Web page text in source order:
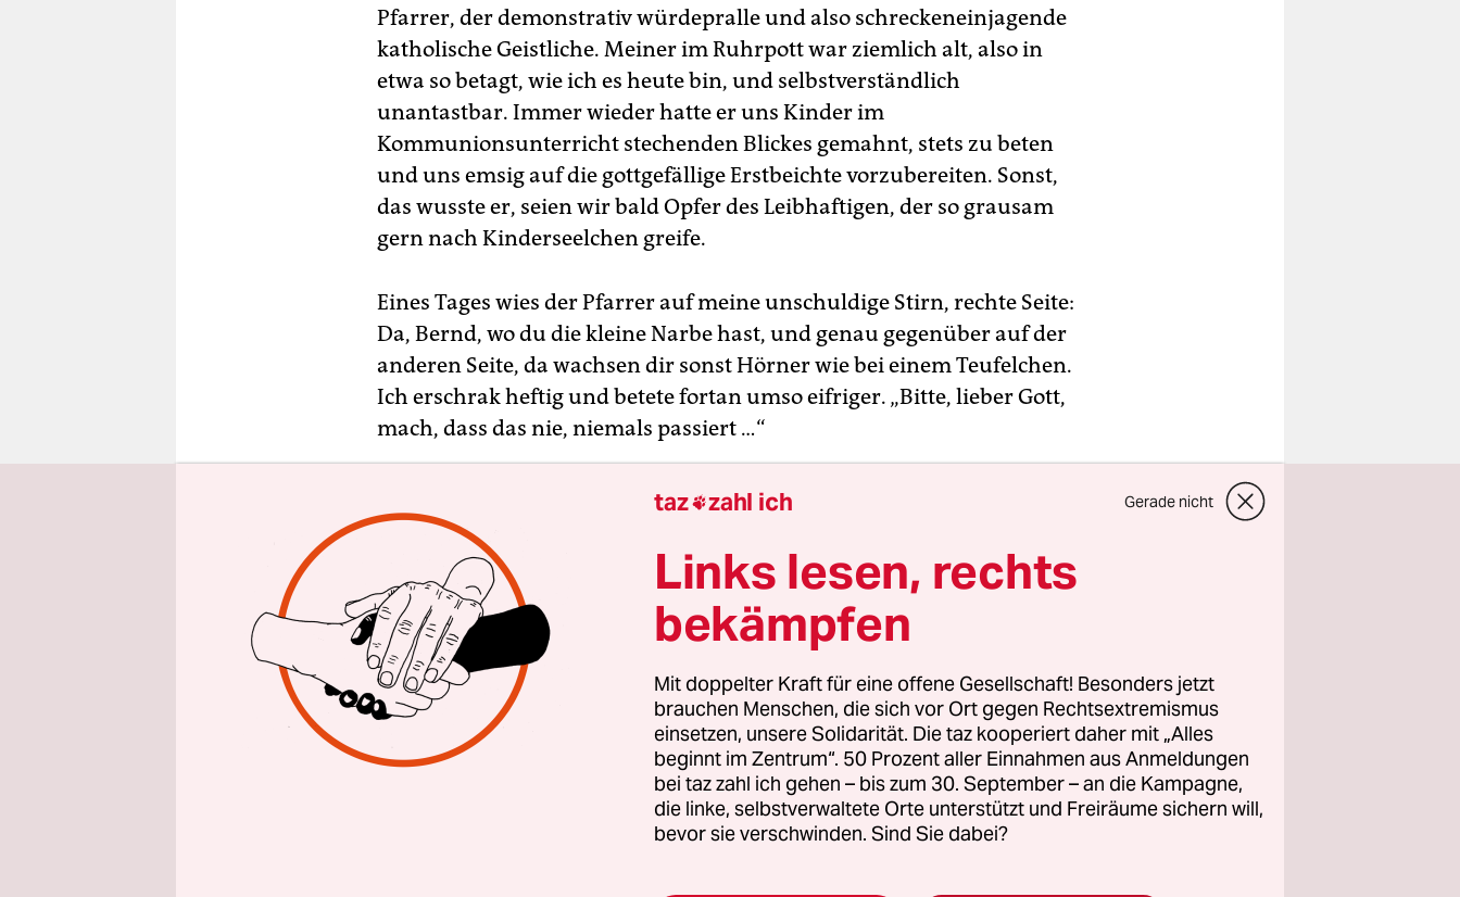
Pfarrer, der demonstrativ würdepralle und also schreckeneinjagende
katholische Geistliche. Meiner im Ruhrpott war ziemlich alt, also in
etwa so betagt, wie ich es heute bin, und selbstverständlich
unantastbar. Immer wieder hatte er uns Kinder im
Kommunionsunterricht stechenden Blickes gemahnt, stets zu beten
und uns emsig auf die gottgefällige Erstbeichte vorzubereiten. Sonst,
das wusste er, seien wir bald Opfer des Leibhaftigen, der so grausam
gern nach Kinderseelchen greife.
Eines Tages wies der Pfarrer auf meine unschuldige Stirn, rechte Seite:
Da, Bernd, wo du die kleine Narbe hast, und genau gegenüber auf der
anderen Seite, da wachsen dir sonst Hörner wie bei einem Teufelchen.
Ich erschrak heftig und betete fortan umso eifriger. „Bitte, lieber Gott,
mach, dass das nie, niemals passiert …“
taz zahl ich Gerade nicht
Links lesen, rechts
bekämpfen
Mit doppelter Kraft für eine offene Gesellschaft! Besonders jetzt
brauchen Menschen, die sich vor Ort gegen Rechtsextremismus
einsetzen, unsere Solidarität. Die taz kooperiert daher mit „Alles
beginnt im Zentrum“. 50 Prozent aller Einnahmen aus Anmeldungen
bei taz zahl ich gehen – bis zum 30. September – an die Kampagne,
die linke, selbstverwaltete Orte unterstützt und Freiräume sichern will,
bevor sie verschwinden. Sind Sie dabei?